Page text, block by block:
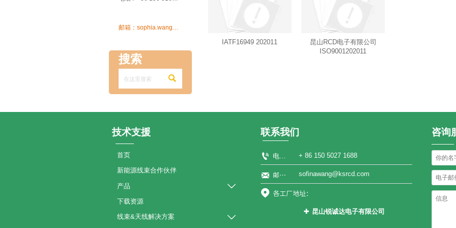
 邮箱：sophia.wang@ksrcd.com
搜索

IATF16949 202011
昆山RCD电子有限公司
ISO9001202011
技术支援
首页
新能源线束合作伙伴
产品 
下载资源
线束&天线解决方案 
联系我们
 电话： + 86 150 5027 1688
 邮箱： sofinawang@ksrcd.com
 各工厂地址：
 昆山锐诚达电子有限公司
咨询